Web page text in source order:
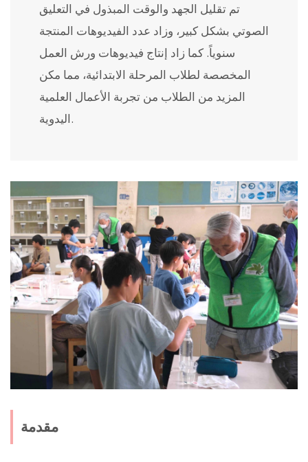
تم تقليل الجهد والوقت المبذول في التعليق
الصوتي بشكل كبير، وزاد عدد الفيديوهات المنتجة
سنوياً. كما زاد إنتاج فيديوهات ورش العمل
المخصصة لطلاب المرحلة الابتدائية، مما مكن
المزيد من الطلاب من تجربة الأعمال العلمية
اليدوية.
مقدمة